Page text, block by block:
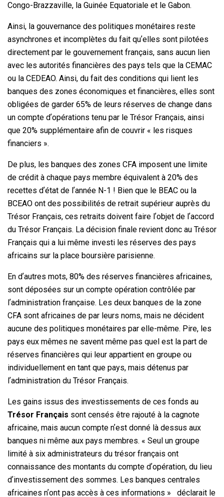
Congo-Brazzaville, la Guinée Equatoriale et le Gabon.
Ainsi, la gouvernance des politiques monétaires reste
asynchrones et incomplètes du fait quʼelles sont pilotées
directement par le gouvernement français, sans aucun lien
avec les autorités financières des pays tels que la CEMAC
ou la CEDEAO. Ainsi, du fait des conditions qui lient les
banques des zones économiques et financières, elles sont
obligées de garder 65% de leurs réserves de change dans
un compte dʼopérations tenu par le Trésor Français, ainsi
que 20% supplémentaire afin de couvrir « les risques
financiers ».
De plus, les banques des zones CFA imposent une limite
de crédit à chaque pays membre équivalent à 20% des
recettes dʼétat de lʼannée N-1 ! Bien que le BEAC ou la
BCEAO ont des possibilités de retrait supérieur auprès du
Trésor Français, ces retraits doivent faire lʼobjet de lʼaccord
du Trésor Français. La décision finale revient donc au Trésor
Français qui a lui même investi les réserves des pays
africains sur la place boursière parisienne.
En dʼautres mots, 80% des réserves financières africaines,
sont déposées sur un compte opération contrôlée par
lʼadministration française. Les deux banques de la zone
CFA sont africaines de par leurs noms, mais ne décident
aucune des politiques monétaires par elle-même. Pire, les
pays eux mêmes ne savent même pas quel est la part de
réserves financières qui leur appartient en groupe ou
individuellement en tant que pays, mais détenus par
lʼadministration du Trésor Français.
Les gains issus des investissements de ces fonds au
Trésor Français sont censés être rajouté à la cagnote
africaine, mais aucun compte nʼest donné là dessus aux
banques ni même aux pays membres. « Seul un groupe
limité à six administrateurs du trésor français ont
connaissance des montants du compte dʼopération, du lieu
dʼinvestissement des sommes. Les banques centrales
africaines nʼont pas accès à ces informations » déclarait le